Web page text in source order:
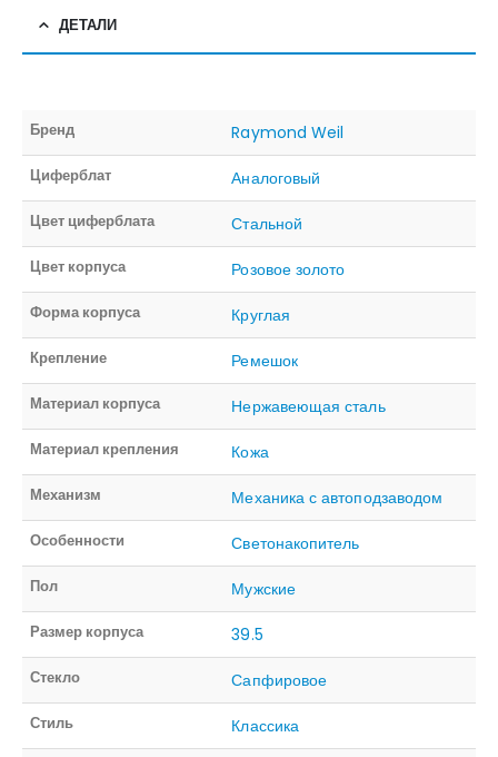
ДЕТАЛИ
Бренд Raymond Weil
Циферблат Аналоговый
Цвет циферблата Стальной
Цвет корпуса Розовое золото
Форма корпуса Круглая
Крепление Ремешок
Материал корпуса Нержавеющая сталь
Материал крепления Кожа
Механизм Механика с автоподзаводом
Особенности Светонакопитель
Пол Мужские
Размер корпуса 39.5
Стекло Сапфировое
Стиль Классика